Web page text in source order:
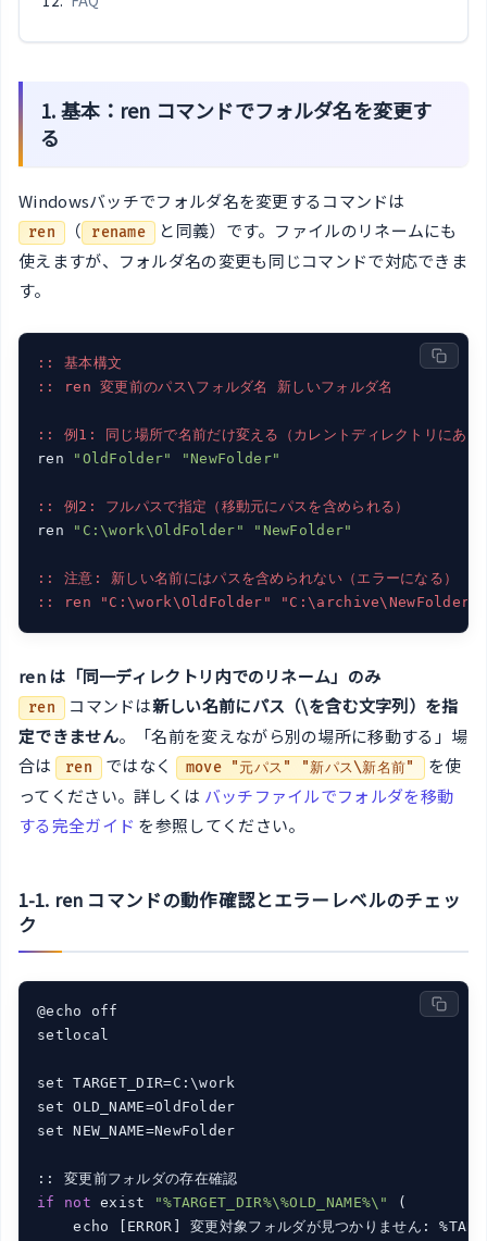
1. 基本：ren コマンドでフォルダ名を変更す
る
Windowsバッチでフォルダ名を変更するコマンドは
ren （ rename
と同義）です。ファイルのリネームにも
使えますが、フォルダ名の変更も同じコマンドで対応できま
す。
:: 基本構文
:: ren 変更前のパス\フォルダ名 新しいフォルダ名
:: 例1: 同じ場所で名前だけ変える（カレントディレクトリにある
ren
"OldFolder" "NewFolder"
:: 例2: フルパスで指定（移動元にパスを含められる）
ren
"C:\work\OldFolder" "NewFolder"
:: 注意: 新しい名前にはパスを含められない（エラーになる）
:: ren "C:\work\OldFolder" "C:\archive\NewFolder"
ren は「同一ディレクトリ内でのリネーム」のみ
ren コマンドは新しい名前にパス（\を含む文字列）を指
定できません。「名前を変えながら別の場所に移動する」場
合は
ren ではなく move "元パス" "新パス\新名前"
を使
ってください。詳しくは バッチファイルでフォルダを移動
する完全ガイド を参照してください。
1-1. ren コマンドの動作確認とエラーレベルのチェッ
ク
@echo off
setlocal
set TARGET_DIR=C:\work
set OLD_NAME=OldFolder
set NEW_NAME=NewFolder
if
not exist "%TARGET_DIR%\%OLD_NAME%\"
(
echo [ERROR] 変更対象フォルダが見つかりません: